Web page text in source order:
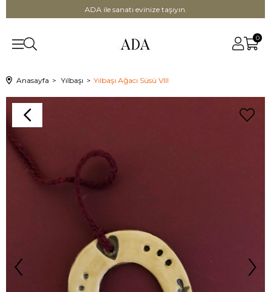
ADA ile sanatı evinize taşıyın.
0
Anasayfa Yılbaşı Yılbaşı Ağacı Süsü VIII
‹ ›